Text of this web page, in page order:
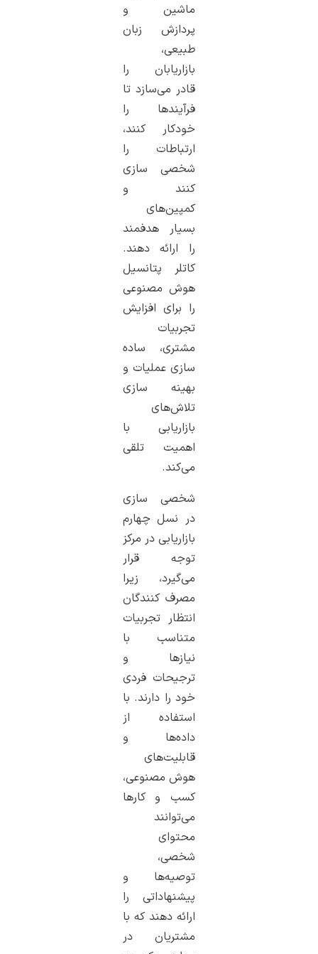
ماشین و
پردازش زبان
طبیعی،
بازاریابان را
قادر می‌سازد تا
فرآیندها را
خودکار کنند،
ارتباطات را
شخصی سازی
کنند و
کمپین‌های
بسیار هدفمند
را ارائه دهند.
کاتلر پتانسیل
هوش مصنوعی
را برای افزایش
تجربیات
مشتری، ساده
سازی عملیات و
بهینه سازی
تلاش‌های
بازاریابی با
اهمیت تلقی
می‌کند.
شخصی سازی
در نسل چهارم
بازاریابی در مرکز
توجه قرار
می‌گیرد، زیرا
مصرف کنندگان
انتظار تجربیات
متناسب با
نیازها و
ترجیحات فردی
خود را دارند. با
استفاده از
داده‌ها و
قابلیت‌های
هوش مصنوعی،
کسب و کارها
می‌توانند
محتوای
شخصی،
توصیه‌ها و
پیشنهاداتی را
ارائه دهند که با
مشتریان در